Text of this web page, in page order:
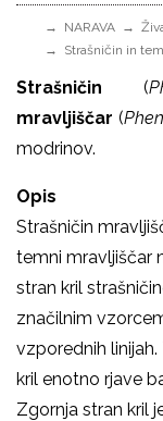
NARAVA
Strašničin in
Strašničin (
mravljiščar (
modrinov.
Opis
Strašničin
temni mravljiščar
stran kril
značilnim
vzporednih
kril enotno rjave
Zgornja stran kril